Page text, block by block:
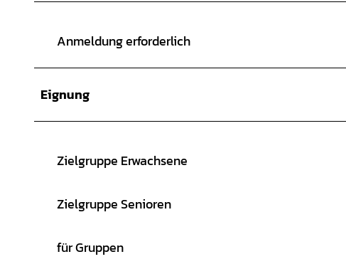
Anmeldung erforderlich
Eignung
Zielgruppe Erwachsene
Zielgruppe Senioren
für Gruppen